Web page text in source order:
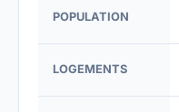
POPULATION
LOGEMENTS